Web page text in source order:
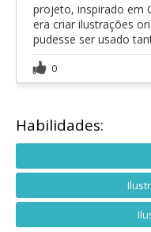
projeto, inspirado em
era criar ilustrações
pudesse ser usado
0
Habilidades: